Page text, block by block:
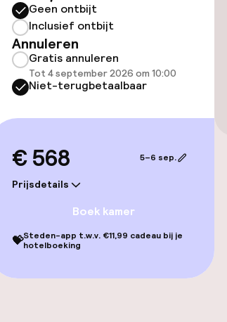
Terras
Geen ontbijt
Inclusief ontbijt
Annuleren
Gratis annuleren
Tot 4 september 2026 om 10:00
Niet-terugbetaalbaar
€ 568
Prijsdetails
5–6 sep.
Boek kamer
💝Steden-app t.w.v. €11,99 cadeau bij je
hotelboeking